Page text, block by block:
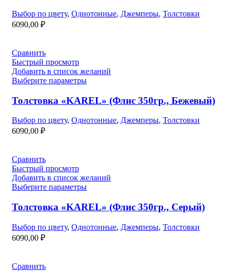
Выбор по цвету, Однотонные, Джемперы, Толстовки
6090,00 ₽
Сравнить
Быстрый просмотр
Добавить в список желаний
Выберите параметры
Толстовка «KAREL» (Флис 350гр., Бежевый)
Выбор по цвету, Однотонные, Джемперы, Толстовки
6090,00 ₽
Сравнить
Быстрый просмотр
Добавить в список желаний
Выберите параметры
Толстовка «KAREL» (Флис 350гр., Серый)
Выбор по цвету, Однотонные, Джемперы, Толстовки
6090,00 ₽
Сравнить